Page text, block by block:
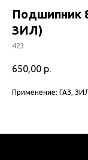
Подшипник
ЗИЛ)
423
650,00 р.
Применение: ГАЗ,